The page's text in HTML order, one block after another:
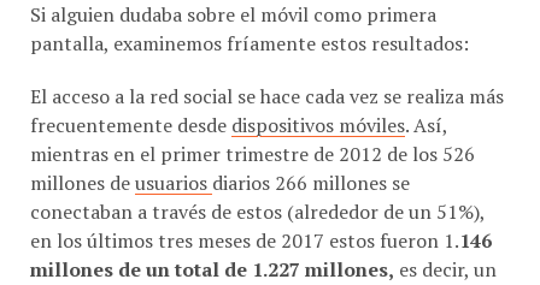
pantalla, examinemos fríamente estos resultados:
frecuentemente desdedispositivos móviles . Así,
mientras en el primer trimestre de 2012 de los 526
millones de usuariosdiarios 266 millones se
conectaban a través de estos (alrededor de un 51%),
en los últimos tres meses de 2017 estos fueron 1.146
millones de un total de 1.227 millones,es decir, un
93%,según lared social.